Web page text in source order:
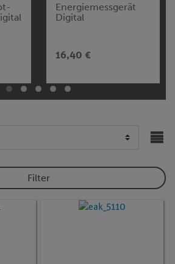
Energiemessgerät
Digital
16,40 €
Filter